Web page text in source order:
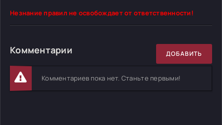
Незнание правил не освобождает от ответственности!
Комментарии ДОБАВИТЬ
Комментариев пока нет. Станьте первыми!